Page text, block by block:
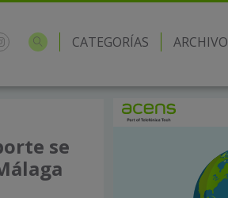
CATEGORÍAS ARCHIVO
se